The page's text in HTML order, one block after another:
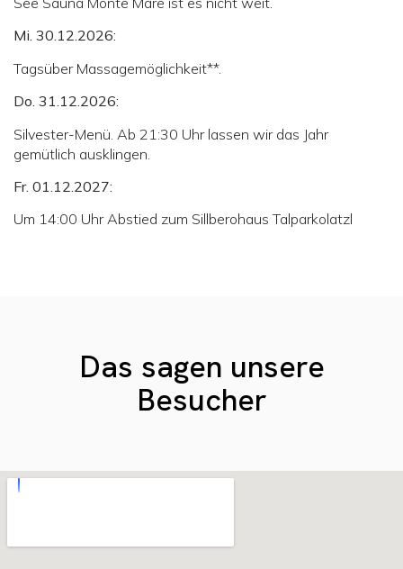
Mi. 30.12.2026:
Tagsüber Massagemöglichkeit**.
Do. 31.12.2026:
Silvester-Menü. Ab 21:30 Uhr lassen wir das Jahr
gemütlich ausklingen.
Fr. 01.12.2027:
Um 14:00 Uhr Abstied zum Sillberohaus Talparkolatzl
Das sagen unsere
Besucher